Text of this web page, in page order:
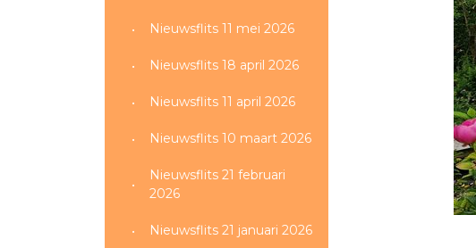
Nieuwsflits 11 mei 2026
Nieuwsflits 18 april 2026
Nieuwsflits 11 april 2026
Nieuwsflits 10 maart 2026
Nieuwsflits 21 februari
2026
Nieuwsflits 21 januari 2026